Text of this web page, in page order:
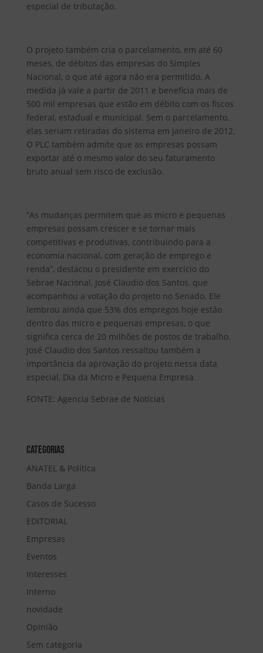
especial de tributação.
O projeto também cria o parcelamento, em até 60
meses, de débitos das empresas do Simples
Nacional, o que até agora não era permitido. A
medida já vale a partir de 2011 e beneficia mais de
500 mil empresas que estão em débito com os fiscos
federal, estadual e municipal. Sem o parcelamento,
elas seriam retiradas do sistema em janeiro de 2012.
O PLC também admite que as empresas possam
exportar até o mesmo valor do seu faturamento
bruto anual sem risco de exclusão.
“As mudanças permitem que as micro e pequenas
empresas possam crescer e se tornar mais
competitivas e produtivas, contribuindo para a
economia nacional, com geração de emprego e
renda”, destacou o presidente em exercício do
Sebrae Nacional, José Claudio dos Santos, que
acompanhou a votação do projeto no Senado. Ele
lembrou ainda que 53% dos empregos hoje estão
dentro das micro e pequenas empresas, o que
significa cerca de 20 milhões de postos de trabalho.
José Claudio dos Santos ressaltou também a
importância da aprovação do projeto nessa data
especial, Dia da Micro e Pequena Empresa.
FONTE: Agencia Sebrae de Notícias
Categorias
ANATEL & Política
Banda Larga
Casos de Sucesso
EDITORIAL
Empresas
Eventos
Interesses
Interno
novidade
Opinião
Sem categoria